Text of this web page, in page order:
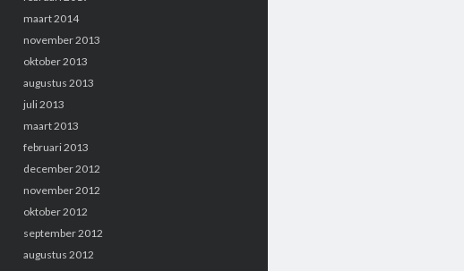
maart 2014
november 2013
oktober 2013
augustus 2013
juli 2013
maart 2013
februari 2013
december 2012
november 2012
oktober 2012
september 2012
augustus 2012